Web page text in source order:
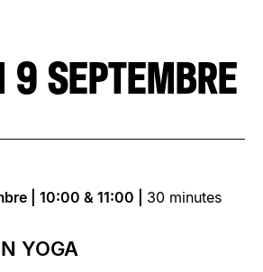
9 SEPTEMBRE
| 10:00 & 11:00 | 30 minutes
YOGA